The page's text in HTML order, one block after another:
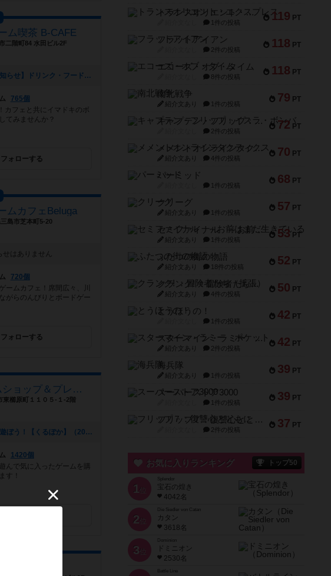
ム喫茶 B-CAFE
二階町84 水田ビル2F
[NEW] 【大切なお知らせ】ドリンク・フードメニューの価格改定のご案内（2025年08月05日 16時49分）
765個
カフェと共にイマドキのボ
てみませんか？
フォローする
ムカフェBeluga
島市芝本町5-20
せはありません
720個
ームカフェ！席間広々、川
がらのんびりとボードゲー
フォローする
ボードゲームショップ＆プレイスペース さいふる[xi-full]
東櫛原町１１０５-１-2階
[NEW] ポーカーを遊ぼう！【くるぽか】（2024年09月01日 12時59分）
1420個
んで気に入ったゲームを購
す！
119 PT
トランスオリエント・エクスプレス
1件の投稿
118 PT
フラットアイアン
2件の投稿
118 PT
エコーズ・オブ・タイム
8件の投稿
79 PT
南北戦争
紹介文あり 1件の投稿
72 PT
キャプテン・フリップ：イスラ・ボンバ
2件の投稿
70 PT
メメントオンラインタクティクス
紹介文あり 4件の投稿
68 PT
パーミッド
1件の投稿
57 PT
クリーグ
紹介文あり 1件の投稿
53 PT
セミファイナル ～お前はまだ生きている～
紹介文あり 1件の投稿
52 PT
ふたつの街の物語
紹介文あり 18件の投稿
50 PT
クランク! ：冒険者たち（拡張）
紹介文あり 4件の投稿
42 PT
とうほうの！
1件の投稿
42 PT
スターマイン・ラミー ポケット
紹介文あり 2件の投稿
39 PT
海兵隊
紹介文あり 1件の投稿
39 PT
スーパーストア3000
1件の投稿
37 PT
フリップ７：復讐心とともに
2件の投稿
お気に入りランキング トップ50
1 位
宝石の煌き
4042名
2 位
Die Siedler von Catan
カタン
3618名
3 位
ドミニオン
2530名
Battle Line